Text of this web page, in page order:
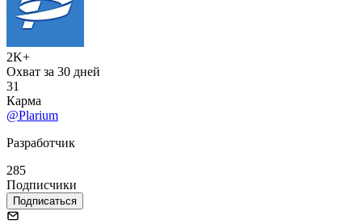
2K+
Охват за 30 дней
31
Карма
@Plarium
Разработчик
285
Подписчики
Подписаться